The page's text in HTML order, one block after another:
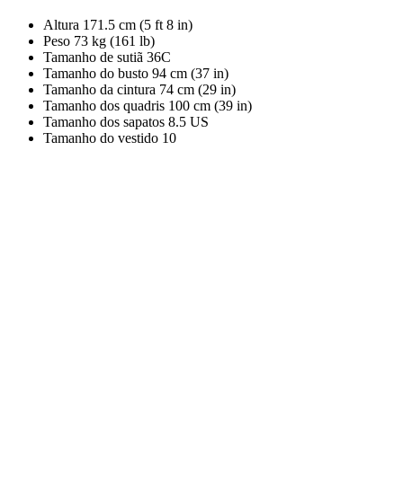
Altura 171.5 cm (5 ft 8 in)
Peso 73 kg (161 lb)
Tamanho de sutiã 36C
Tamanho do busto 94 cm (37 in)
Tamanho da cintura 74 cm (29 in)
Tamanho dos quadris 100 cm (39 in)
Tamanho dos sapatos 8.5 US
Tamanho do vestido 10